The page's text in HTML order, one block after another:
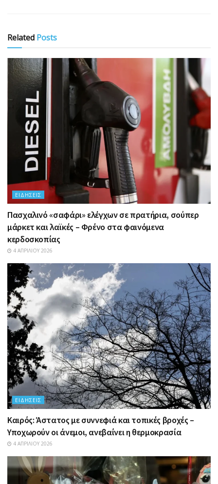
Related Posts
ΕΙΔΉΣΕΙΣ
Πασχαλινό «σαφάρι» ελέγχων σε πρατήρια, σούπερ
μάρκετ και λαϊκές – Φρένο στα φαινόμενα
κερδοσκοπίας
4 ΑΠΡΙΛΊΟΥ 2026
ΕΙΔΉΣΕΙΣ
Καιρός: Άστατος με συννεφιά και τοπικές βροχές –
Υποχωρούν οι άνεμοι, ανεβαίνει η θερμοκρασία
4 ΑΠΡΙΛΊΟΥ 2026